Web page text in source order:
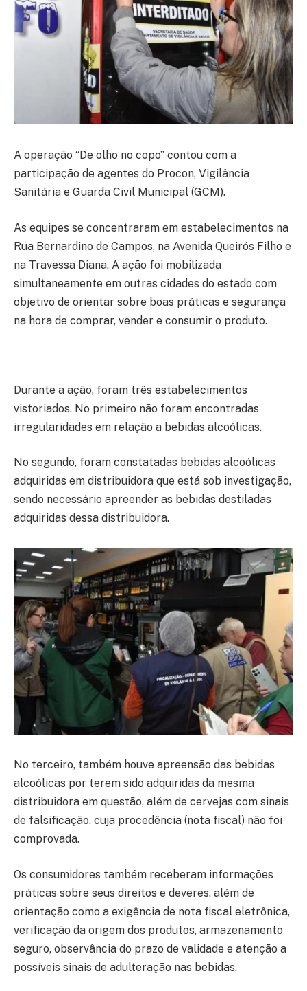
A operação “De olho no copo” contou com a
participação de agentes do Procon, Vigilância
Sanitária e Guarda Civil Municipal (GCM).
As equipes se concentraram em estabelecimentos na
Rua Bernardino de Campos, na Avenida Queirós Filho e
na Travessa Diana. A ação foi mobilizada
simultaneamente em outras cidades do estado com
objetivo de orientar sobre boas práticas e segurança
na hora de comprar, vender e consumir o produto.
Durante a ação, foram três estabelecimentos
vistoriados. No primeiro não foram encontradas
irregularidades em relação a bebidas alcoólicas.
No segundo, foram constatadas bebidas alcoólicas
adquiridas em distribuidora que está sob investigação,
sendo necessário apreender as bebidas destiladas
adquiridas dessa distribuidora.
No terceiro, também houve apreensão das bebidas
alcoólicas por terem sido adquiridas da mesma
distribuidora em questão, além de cervejas com sinais
de falsificação, cuja procedência (nota fiscal) não foi
comprovada.
Os consumidores também receberam informações
práticas sobre seus direitos e deveres, além de
orientação como a exigência de nota fiscal eletrônica,
verificação da origem dos produtos, armazenamento
seguro, observância do prazo de validade e atenção a
possíveis sinais de adulteração nas bebidas.